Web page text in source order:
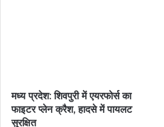
मध्य प्रदेश: शिवपुरी में एयरफोर्स का
फाइटर प्लेन क्रैश, हादसे में पायलट
सुरक्षित